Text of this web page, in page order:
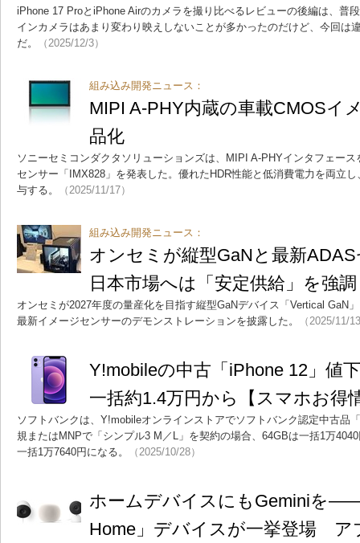
iPhone 17 ProとiPhone Airのカメラを撮り比べるレビューの後編は、普
インカメラはあまり変わり映えしないことが多かったのだけど、今回は
だ。
（2025/12/3）
組み込み開発ニュース：
MIPI A-PHY内蔵の車載CMOSイ
品化
ソニーセミコンダクタソリューションズは、MIPI A-PHYインタフェー
センサー「IMX828」を発表した。優れたHDR性能と低消費電力を両立
与する。
（2025/11/17）
組み込み開発ニュース：
オンセミが縦型GaNと最新
日本市場へは「安定供給」を強調
オンセミが2027年度の量産化を目指す縦型GaNデバイス「Vertical GaN
最新イメージセンサーのデモンストレーションを披露した。
（2025/11/
Y!mobileの中古「iPhone 12」値
一括約1.4万円から【スマホお得
ソフトバンクは、Y!mobileオンラインストアでソフトバンク認定中古品
規またはMNPで「シンプル3 M／L」を契約の場合、64GBは一括1万
一括1万7640円になる。
（2025/10/28）
ホームデバイスにもGeminiを
Home」デバイスが一挙登場 ア